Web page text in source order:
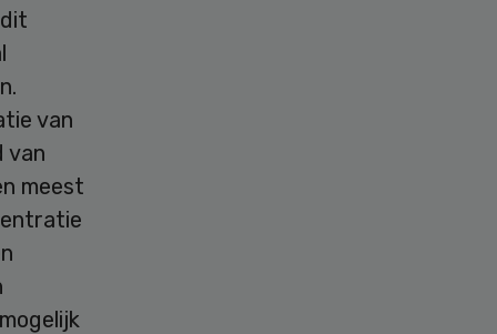
dit
van
van
meest